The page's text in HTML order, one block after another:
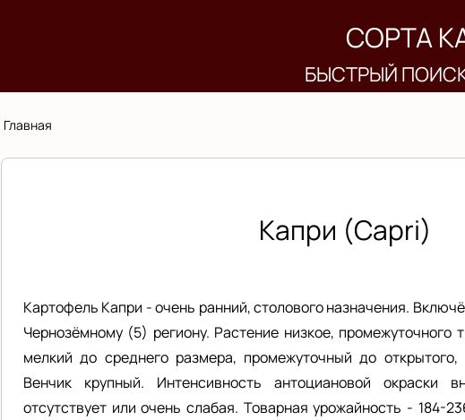
СОРТА
БЫСТРЫЙ
Строка
навигации
Главная
Капри (Capri)
Картофель Капри - очень ранний, столового назначения.
Чернозёмному (5) региону. Растение низкое, промежуточного
мелкий до среднего размера, промежуточный до
Венчик крупный. Интенсивность антоциановой окраски
отсутствует или очень слабая. Товарная урожайность - 184-